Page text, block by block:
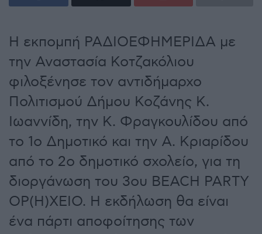
Η εκπομπή ΡΑΔΙΟΕΦΗΜΕΡΙΔΑ με
την Αναστασία Κοτζακόλιου
φιλοξένησε τον αντιδήμαρχο
Πολιτισμού Δήμου Κοζάνης Κ.
Ιωαννίδη, την Κ. Φραγκουλίδου από
το 1ο Δημοτικό και την Α. Κριαρίδου
από το 2ο δημοτικό σχολείο, για τη
διοργάνωση του 3ου BEACH PARTY
ΟΡ(Η)ΧΕΙΟ. Η εκδήλωση θα είναι
ένα πάρτι αποφοίτησης των